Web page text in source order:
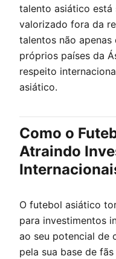
talento asiático está
valorizado fora da
talentos não
próprios países da
respeito
asiático.
Como o
Atraindo
O futebol asiático
para investimentos
ao seu potencial de
pela sua base de